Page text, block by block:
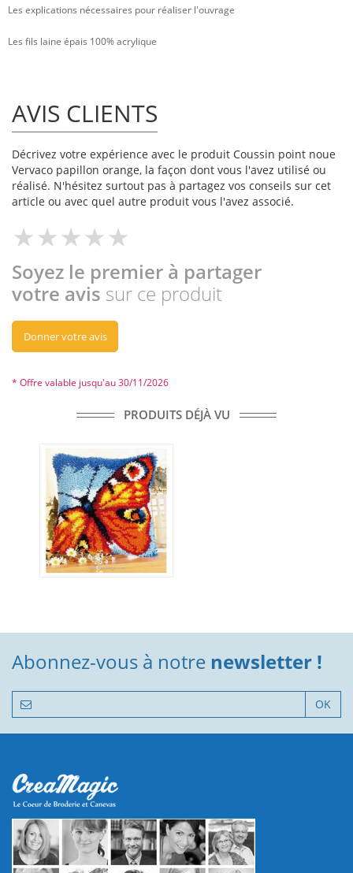
Les explications nécessaires pour réaliser l'ouvrage
Les fils laine épais 100% acrylique
AVIS CLIENTS
Décrivez votre expérience avec le produit Coussin point noue
Vervaco papillon orange, la façon dont vous l'avez utilisé ou
réalisé. N'hésitez surtout pas à partagez vos conseils sur cet
article ou avec quel autre produit vous l'avez associé.
Soyez le premier à partager
votre avis sur ce produit
Donner votre avis
* Offre valable jusqu'au 30/11/2026
PRODUITS DÉJÀ VU
Abonnez-vous à notre newsletter !
OK